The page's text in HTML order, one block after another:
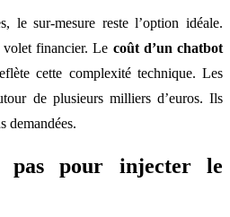
le sur-mesure reste l’option idéale.
volet financier. Le coût d’un chatbot
cette complexité technique. Les
de plusieurs milliers d’euros. Ils
demandées.
pour injecter le